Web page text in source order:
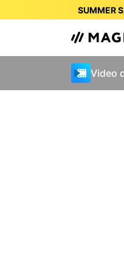
SUMMER
Video